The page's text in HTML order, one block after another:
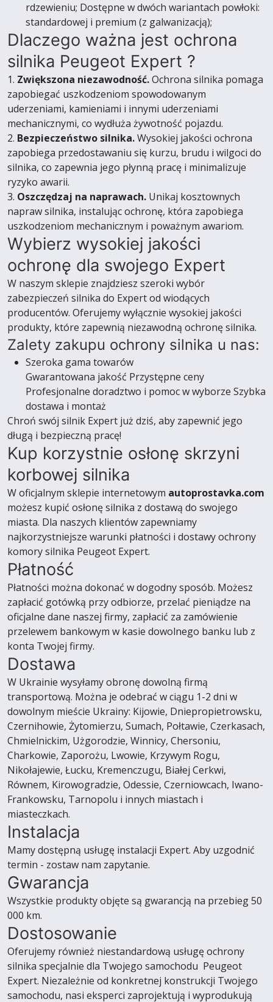
rdzewieniu; Dostępne w dwóch wariantach powłoki:
standardowej i premium (z galwanizacją);
Dlaczego ważna jest ochrona
silnika Peugeot Expert ?
1. Zwiększona niezawodność.Ochrona silnika pomaga
zapobiegać uszkodzeniom spowodowanym
uderzeniami, kamieniami i innymi uderzeniami
mechanicznymi, co wydłuża żywotność pojazdu.
2. Bezpieczeństwo silnika.Wysokiej jakości ochrona
zapobiega przedostawaniu się kurzu, brudu i wilgoci do
silnika, co zapewnia jego płynną pracę i minimalizuje
ryzyko awarii.
3. Oszczędzaj na naprawach. Unikaj kosztownych
napraw silnika, instalując ochronę, która zapobiega
uszkodzeniom mechanicznym i poważnym awariom.
Wybierz wysokiej jakości
ochronę dla swojego Expert
W naszym sklepie znajdziesz szeroki wybór
zabezpieczeń silnika do Expert od wiodących
producentów. Oferujemy wyłącznie wysokiej jakości
produkty, które zapewnią niezawodną ochronę silnika.
Zalety zakupu ochrony silnika u nas:
Szeroka gama towarów
Gwarantowana jakość Przystępne ceny
Profesjonalne doradztwo i pomoc w wyborze Szybka
dostawa i montaż
Chroń swój silnik Expert już dziś, aby zapewnić jego
długą i bezpieczną pracę!
Kup korzystnie osłonę skrzyni
korbowej silnika
W oficjalnym sklepie internetowym autoprostavka.com
możesz kupić osłonę silnika z dostawą do swojego
miasta. Dla naszych klientów zapewniamy
najkorzystniejsze warunki płatności i dostawy ochrony
komory silnika Peugeot Expert.
Płatność
Płatności można dokonać w dogodny sposób. Możesz
zapłacić gotówką przy odbiorze, przelać pieniądze na
oficjalne dane naszej firmy, zapłacić za zamówienie
przelewem bankowym w kasie dowolnego banku lub z
konta Twojej firmy.
Dostawa
W Ukrainie wysyłamy obronę dowolną firmą
transportową. Można je odebrać w ciągu 1-2 dni w
dowolnym mieście Ukrainy: Kijowie, Dniepropietrowsku,
Czernihowie, Żytomierzu, Sumach, Połtawie, Czerkasach,
Chmielnickim, Użgorodzie, Winnicy, Chersoniu,
Charkowie, Zaporożu, Lwowie, Krzywym Rogu,
Nikołajewie, Łucku, Kremenczugu, Białej Cerkwi,
Równem, Kirowogradzie, Odessie, Czerniowcach, Iwano-
Frankowsku, Tarnopolu i innych miastach i
miasteczkach.
Instalacja
Mamy dostępną usługę instalacji Expert. Aby uzgodnić
termin - zostaw nam zapytanie.
Gwarancja
Wszystkie produkty objęte są gwarancją na przebieg 50
000 km.
Dostosowanie
Oferujemy również niestandardową usługę ochrony
silnika specjalnie dla Twojego samochodu Peugeot
Expert. Niezależnie od konkretnej konstrukcji Twojego
samochodu, nasi eksperci zaprojektują i wyprodukują